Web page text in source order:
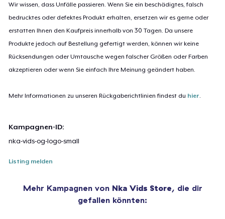
Wir wissen, dass Unfälle passieren. Wenn Sie ein beschädigtes, falsch
bedrucktes oder defektes Produkt erhalten, ersetzen wir es gerne oder
erstatten Ihnen den Kaufpreis innerhalb von 30 Tagen. Da unsere
Produkte jedoch auf Bestellung gefertigt werden, können wir keine
Rücksendungen oder Umtausche wegen falscher Größen oder Farben
akzeptieren oder wenn Sie einfach Ihre Meinung geändert haben.
Mehr Informationen zu unseren Rückgaberichtlinien findest du hier.
Kampagnen-ID:
nka-vids-og-logo-small
Listing melden
Mehr Kampagnen von Nka Vids Store, die dir
gefallen könnten: